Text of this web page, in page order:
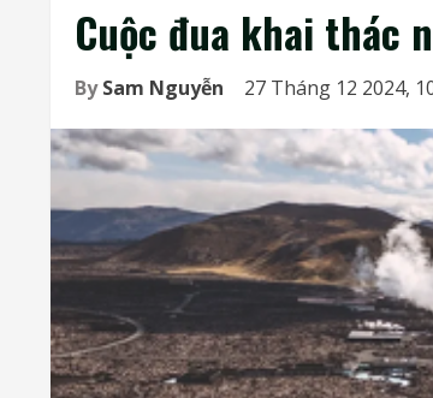
Cuộc đua khai thác
BySam Nguyễn 27 Tháng 12 2024,